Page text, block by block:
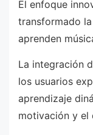
El enfoque
transformado
aprenden
La integración
los usuarios
aprendizaje
motivación y el